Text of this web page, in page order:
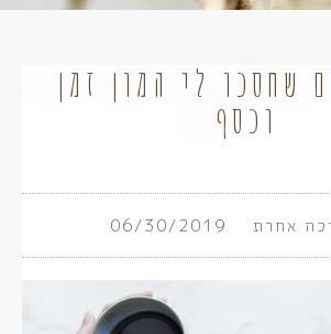
שחסכו לי המון זמן
וכסף
אחרת 06/30/2019